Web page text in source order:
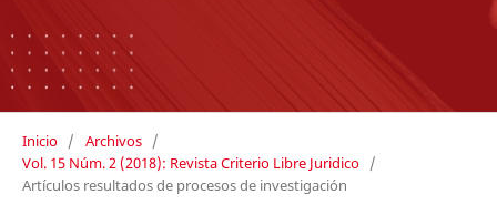
Inicio / Archivos /
Vol. 15 Núm. 2 (2018): Revista Criterio Libre Juridico /
Artículos resultados de procesos de investigación